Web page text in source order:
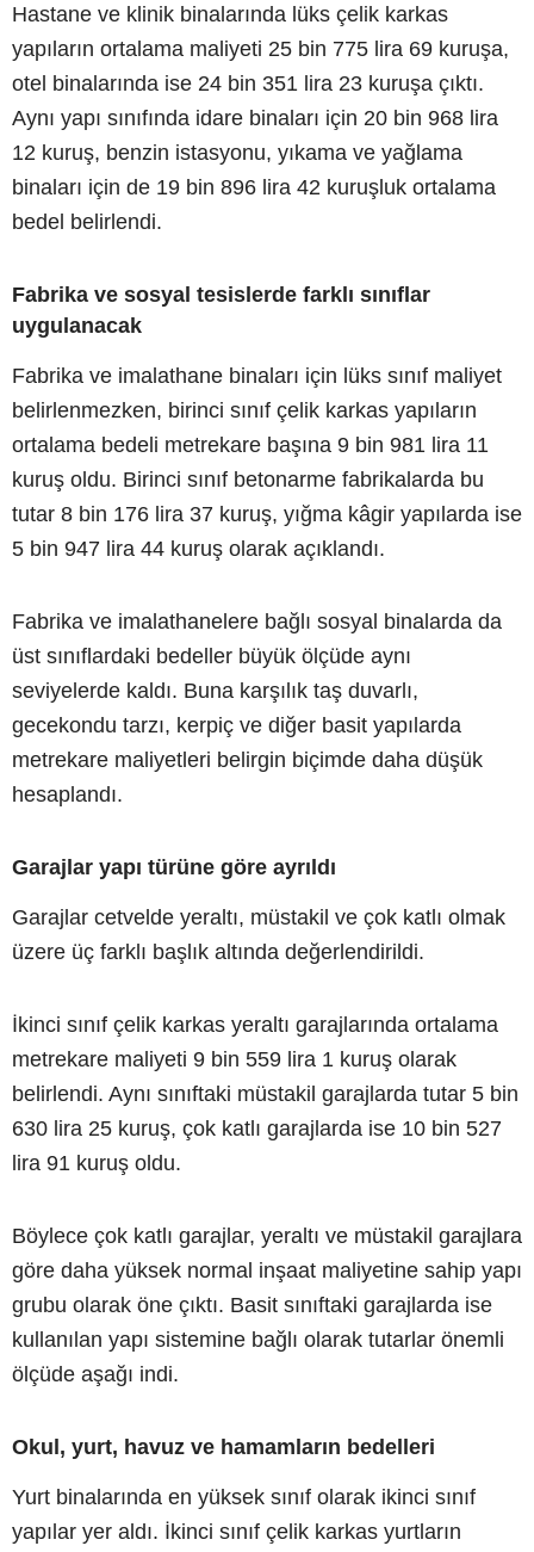
Hastane ve klinik binalarında lüks çelik karkas
yapıların ortalama maliyeti 25 bin 775 lira 69 kuruşa,
otel binalarında ise 24 bin 351 lira 23 kuruşa çıktı.
Aynı yapı sınıfında idare binaları için 20 bin 968 lira
12 kuruş, benzin istasyonu, yıkama ve yağlama
binaları için de 19 bin 896 lira 42 kuruşluk ortalama
bedel belirlendi.
Fabrika ve sosyal tesislerde farklı sınıflar
uygulanacak
Fabrika ve imalathane binaları için lüks sınıf maliyet
belirlenmezken, birinci sınıf çelik karkas yapıların
ortalama bedeli metrekare başına 9 bin 981 lira 11
kuruş oldu. Birinci sınıf betonarme fabrikalarda bu
tutar 8 bin 176 lira 37 kuruş, yığma kâgir yapılarda ise
5 bin 947 lira 44 kuruş olarak açıklandı.
Fabrika ve imalathanelere bağlı sosyal binalarda da
üst sınıflardaki bedeller büyük ölçüde aynı
seviyelerde kaldı. Buna karşılık taş duvarlı,
gecekondu tarzı, kerpiç ve diğer basit yapılarda
metrekare maliyetleri belirgin biçimde daha düşük
hesaplandı.
Garajlar yapı türüne göre ayrıldı
Garajlar cetvelde yeraltı, müstakil ve çok katlı olmak
üzere üç farklı başlık altında değerlendirildi.
İkinci sınıf çelik karkas yeraltı garajlarında ortalama
metrekare maliyeti 9 bin 559 lira 1 kuruş olarak
belirlendi. Aynı sınıftaki müstakil garajlarda tutar 5 bin
630 lira 25 kuruş, çok katlı garajlarda ise 10 bin 527
lira 91 kuruş oldu.
Böylece çok katlı garajlar, yeraltı ve müstakil garajlara
göre daha yüksek normal inşaat maliyetine sahip yapı
grubu olarak öne çıktı. Basit sınıftaki garajlarda ise
kullanılan yapı sistemine bağlı olarak tutarlar önemli
ölçüde aşağı indi.
Okul, yurt, havuz ve hamamların bedelleri
Yurt binalarında en yüksek sınıf olarak ikinci sınıf
yapılar yer aldı. İkinci sınıf çelik karkas yurtların